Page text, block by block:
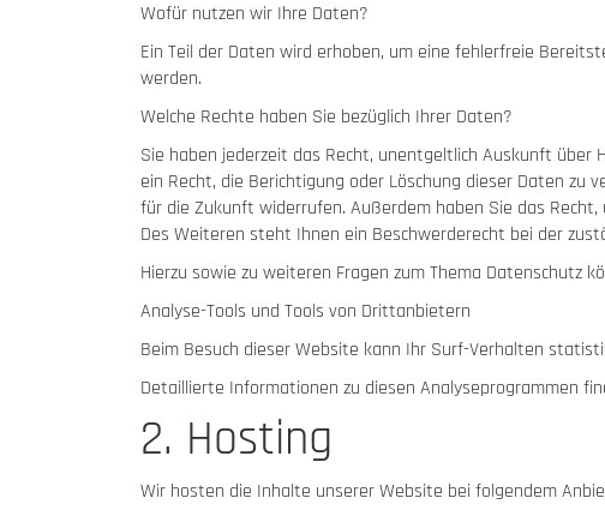
Wofür nutzen wir Ihre Daten?
Ein Teil der Daten wird erhoben, um eine fehlerfreie
werden.
Welche Rechte haben Sie bezüglich Ihrer Daten?
Sie haben jederzeit das Recht, unentgeltlich Auskunft
ein Recht, die Berichtigung oder Löschung dieser Daten zu
für die Zukunft widerrufen. Außerdem haben Sie das
Des Weiteren steht Ihnen ein Beschwerderecht bei der
Hierzu sowie zu weiteren Fragen zum Thema Datenschutz
Analyse-Tools und Tools von Drittanbietern
Beim Besuch dieser Website kann Ihr Surf-Verhalten
Detaillierte Informationen zu diesen Analyseprogrammen
2. Hosting
Wir hosten die Inhalte unserer Website bei folgendem